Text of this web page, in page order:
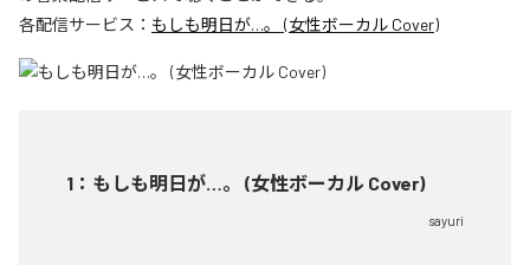
各配信サービス： もしも明日が…。 (女性ボーカル Cover)
1 ： もしも明日が…。 (女性ボーカル Cover)
sayuri